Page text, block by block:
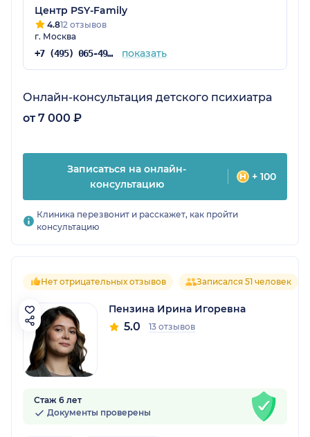
ходить на занятия с ребёнком из-за его
поведения.Огромное спасибо Даниилу
Леонидовичу!!!И ещё,немаловажно,что,пока
подбирали препараты,врач всегда был на
связи.Спасибо администратору Лиле,она нам
Центр PSY-Family
4.812 отзывов
г. Москва
+7 (495) 065-49-88 показать
Онлайн-консультация детского психиатра
от 7 000 ₽
Записаться на онлайн-
консультацию
+ 100
Клиника перезвонит и расскажет, как пройти
консультацию
Нет отрицательных отзывов Записался 51 человек
Пензина Ирина Игоревна
5.0 13 отзывов
Стаж 6 лет
Документы проверены